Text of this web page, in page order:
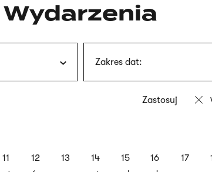
Wydarzenia
Zakres dat:
11
12
13
14
15
16
17